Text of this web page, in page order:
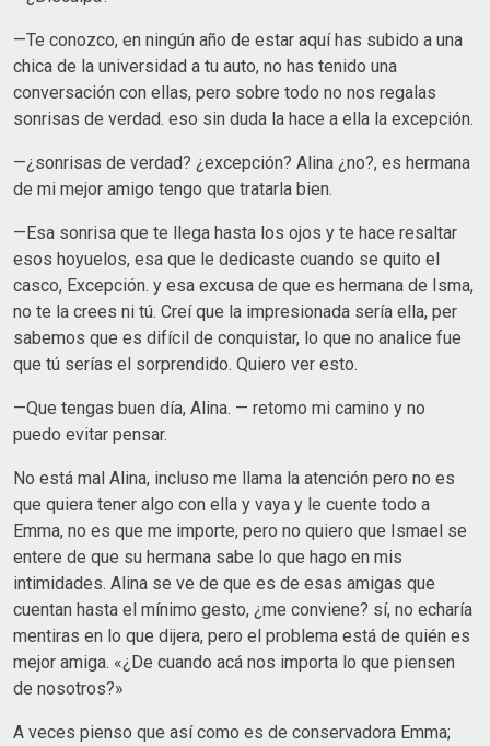
—Te conozco, en ningún año de estar aquí has subido a una
chica de la universidad a tu auto, no has tenido una
conversación con ellas, pero sobre todo no nos regalas
sonrisas de verdad. eso sin duda la hace a ella la excepción.
—¿sonrisas de verdad? ¿excepción? Alina ¿no?, es hermana
de mi mejor amigo tengo que tratarla bien.
—Esa sonrisa que te llega hasta los ojos y te hace resaltar
esos hoyuelos, esa que le dedicaste cuando se quito el
casco, Excepción. y esa excusa de que es hermana de Isma,
no te la crees ni tú. Creí que la impresionada sería ella, per
sabemos que es difícil de conquistar, lo que no analice fue
que tú serías el sorprendido. Quiero ver esto.
—Que tengas buen día, Alina. — retomo mi camino y no
puedo evitar pensar.
No está mal Alina, incluso me llama la atención pero no es
que quiera tener algo con ella y vaya y le cuente todo a
Emma, no es que me importe, pero no quiero que Ismael se
entere de que su hermana sabe lo que hago en mis
intimidades. Alina se ve de que es de esas amigas que
cuentan hasta el mínimo gesto, ¿me conviene? sí, no echaría
mentiras en lo que dijera, pero el problema está de quién es
mejor amiga. «¿De cuando acá nos importa lo que piensen
de nosotros?»
A veces pienso que así como es de conservadora Emma;